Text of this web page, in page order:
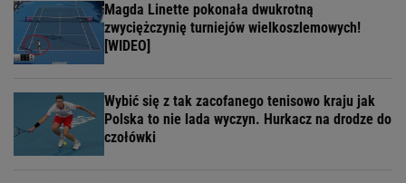
Magda Linette pokonała dwukrotną
zwyciężczynię turniejów wielkoszlemowych!
[WIDEO]
Wybić się z tak zacofanego tenisowo kraju jak
Polska to nie lada wyczyn. Hurkacz na drodze do
czołówki